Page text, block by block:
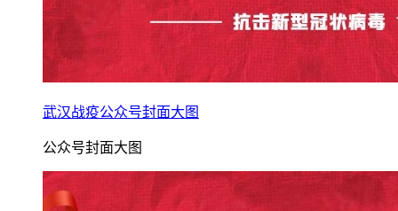
武汉战疫公众号封面大图
公众号封面大图